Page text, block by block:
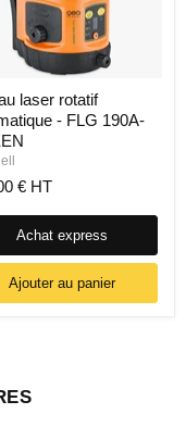
laser rotatif
- FLG 190A-
€ HT
Achat express
Ajouter au panier